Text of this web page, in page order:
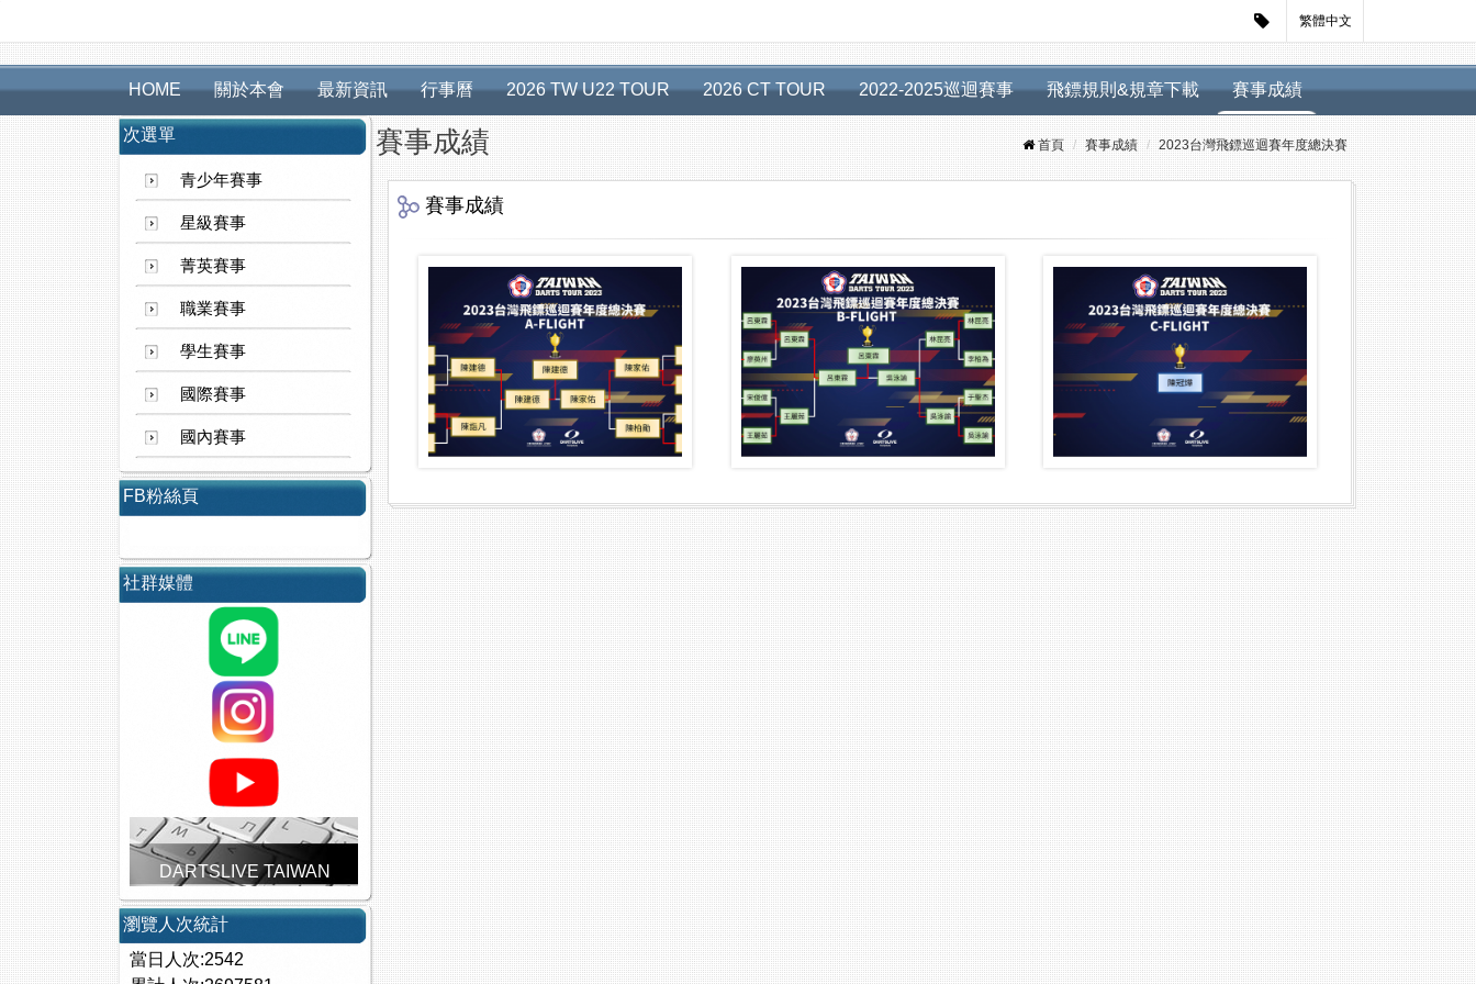
繁體中文
HOME 關於本會 最新資訊 行事曆 2026 TW U22 TOUR 2026 CT TOUR 2022-2025巡迴賽事 飛鏢規則&規章下載 賽事成績
次選單
青少年賽事
星級賽事
菁英賽事
職業賽事
學生賽事
國際賽事
國內賽事
FB粉絲頁
社群媒體
DARTSLIVE TAIWAN
瀏覽人次統計
當日人次:2542
賽事成績 首頁 賽事成績 2023台灣飛鏢巡迴賽年度總決賽
賽事成績